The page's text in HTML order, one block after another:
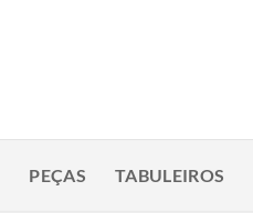
PEÇAS TABULEIROS